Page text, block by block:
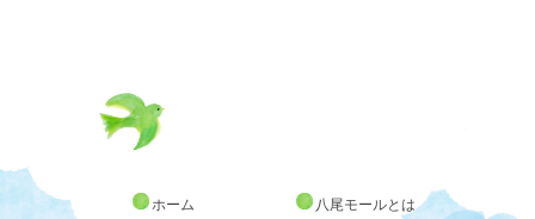
ホーム 八尾モールとは